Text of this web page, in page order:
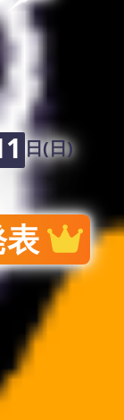
日(日)